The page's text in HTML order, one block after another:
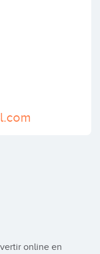
online en